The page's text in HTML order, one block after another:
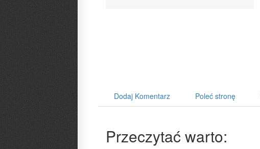
Dodaj Komentarz Poleć stronę
Przeczytać warto: